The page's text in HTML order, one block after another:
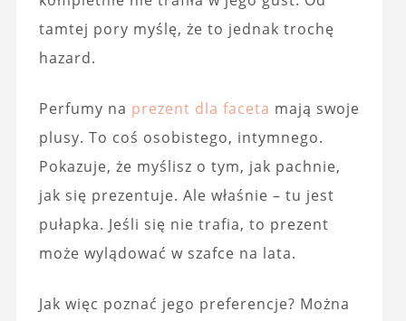
tamtej pory myślę, że to jednak trochę
hazard.
Perfumy na prezent dla faceta mają swoje
plusy. To coś osobistego, intymnego.
Pokazuje, że myślisz o tym, jak pachnie,
jak się prezentuje. Ale właśnie – tu jest
pułapka. Jeśli się nie trafia, to prezent
może wylądować w szafce na lata.
Jak więc poznać jego preferencje? Można